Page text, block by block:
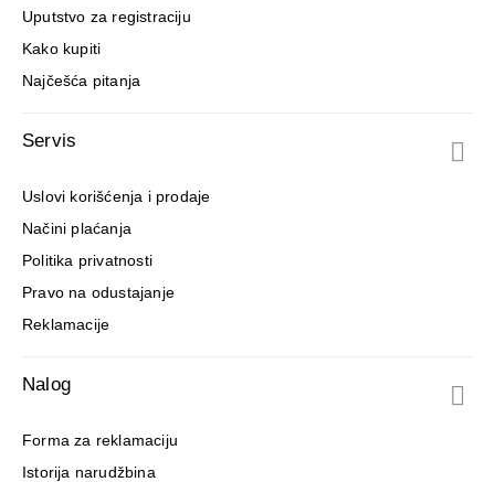
Uputstvo za registraciju
Kako kupiti
Najčešća pitanja
Servis
Uslovi korišćenja i prodaje
Načini plaćanja
Politika privatnosti
Pravo na odustajanje
Reklamacije
Nalog
Forma za reklamaciju
Istorija narudžbina